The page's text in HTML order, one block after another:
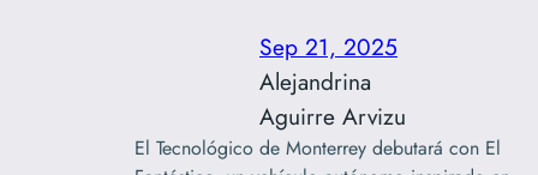
Sep 21, 2025
Alejandrina
Aguirre Arvizu
El Tecnológico de Monterrey debutará con El